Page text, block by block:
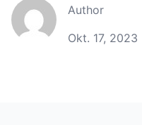
Author
Okt. 17, 2023